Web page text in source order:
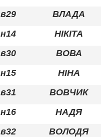
в29
ВЛАДА
н14
НІКІТА
в30
ВОВА
н15
НІНА
в31
ВОВЧИК
н16
НАДЯ
в32
ВОЛОДЯ